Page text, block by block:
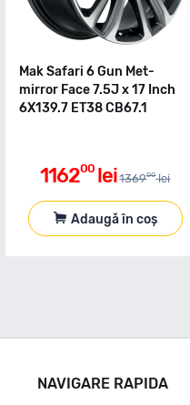
Mak Safari 6 Gun Met-
mirror Face 7.5J x 17 Inch
6X139.7 ET38 CB67.1
116200 lei 136900 lei
Adaugă în coș
NAVIGARE RAPIDA